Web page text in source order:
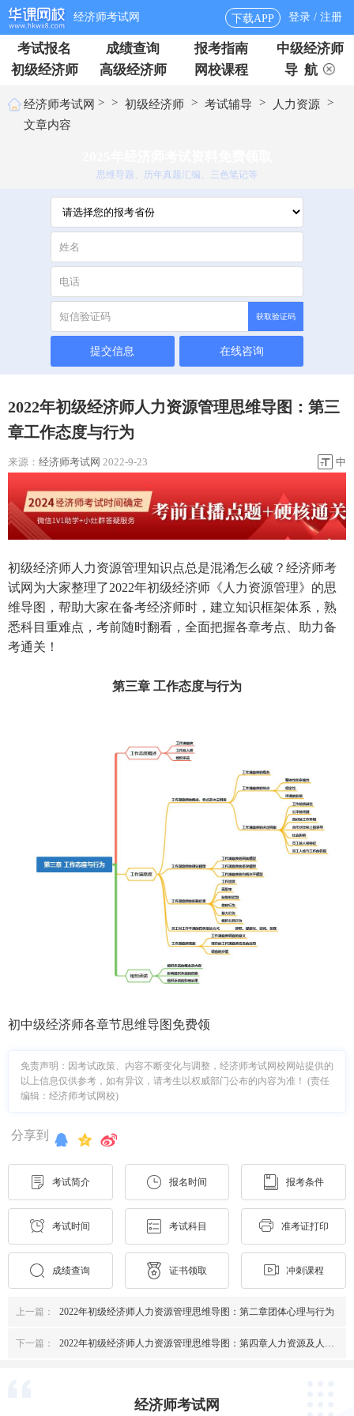
经济师考试网 下载APP 登录 / 注册
考试报名 成绩查询 报考指南
中级经济师
初级经济师
高级经济师 网校课程 导 航
经济师考试网 > > 初级经济师 > 考试辅导 > 人力资源 >
文章内容
思维导题、历年真题汇编、三色笔记等
获取验证码
提交信息 在线咨询
2022年初级经济师人力资源管理思维导图：第三
章工作态度与行为
来源： 经济师考试网 2022-9-23 中
初级经济师人力资源管理知识点总是混淆怎么破？经济师考
试网为大家整理了2022年初级经济师《人力资源管理》的思
维导图，帮助大家在备考经济师时，建立知识框架体系，熟
悉科目重难点，考前随时翻看，全面把握各章考点、助力备
考通关！
第三章 工作态度与行为
初中级经济师各章节思维导图免费领
免责声明：因考试政策、内容不断变化与调整，经济师考试网校网站提供的
以上信息仅供参考，如有异议，请考生以权威部门公布的内容为准！ (责任
编辑：经济师考试网校)
分享到
考试简介 报名时间 报考条件
考试时间 考试科目 准考证打印
成绩查询 证书领取 冲刺课程
上一篇： 2022年初级经济师人力资源管理思维导图：第二章团体心理与行为
下一篇： 2022年初级经济师人力资源管理思维导图：第四章人力资源及人力资源管理概述
经济师考试网